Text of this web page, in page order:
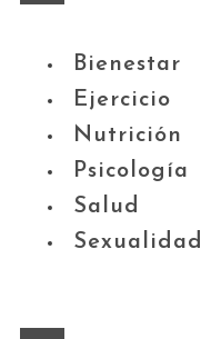
Bienestar
Ejercicio
Nutrición
Psicología
Salud
Sexualidad